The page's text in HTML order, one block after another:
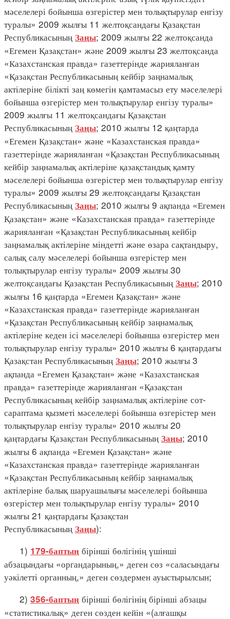
мәселелері бойынша өзгерістер мен толықтырулар енгізу
туралы» 2009 жылғы 11 желтоқсандағы Қазақстан
Республикасының Заңы; 2009 жылғы 22 желтоқсанда
«Егемен Қазақстан» және 2009 жылғы 23 желтоқсанда
«Казахстанская правда» газеттерінде жарияланған
«Қазақстан Республикасының кейбір заңнамалық
актілеріне білікті заң көмегін қамтамасыз ету мәселелері
бойынша өзгерістер мен толықтырулар енгізу туралы»
2009 жылғы 11 желтоқсандағы Қазақстан
Республикасының Заңы; 2010 жылғы 12 қаңтарда
«Егемен Қазақстан» және «Казахстанская правда»
газеттерінде жарияланған «Қазақстан Республикасының
кейбір заңнамалық актілеріне қазақстандық қамту
мәселелері бойынша өзгерістер мен толықтырулар енгізу
туралы» 2009 жылғы 29 желтоқсандағы Қазақстан
Республикасының Заңы; 2010 жылғы 9 ақпанда «Егемен
Қазақстан» және «Казахстанская правда» газеттерінде
жарияланған «Қазақстан Республикасының кейбір
заңнамалық актілеріне міндетті және өзара сақтандыру,
салық салу мәселелері бойынша өзгерістер мен
толықтырулар енгізу туралы» 2009 жылғы 30
желтоқсандағы Қазақстан Республикасының Заңы; 2010
жылғы 16 қаңтарда «Егемен Қазақстан» және
«Казахстанская правда» газеттерінде жарияланған
«Қазақстан Республикасының кейбір заңнамалық
актілеріне кеден ісі мәселелері бойынша өзгерістер мен
толықтырулар енгізу туралы» 2010 жылғы 6 қаңтардағы
Қазақстан Республикасының Заңы; 2010 жылғы 3
ақпанда «Егемен Қазақстан» және «Казахстанская
правда» газеттерінде жарияланған «Қазақстан
Республикасының кейбір заңнамалық актілеріне сот-
сараптама қызметі мәселелері бойынша өзгерістер мен
толықтырулар енгізу туралы» 2010 жылғы 20
қаңтардағы Қазақстан Республикасының Заңы; 2010
жылғы 6 ақпанда «Егемен Қазақстан» және
«Казахстанская правда» газеттерінде жарияланған
«Қазақстан Республикасының кейбір заңнамалық
актілеріне балық шаруашылығы мәселелері бойынша
өзгерістер мен толықтырулар енгізу туралы» 2010
жылғы 21 қаңтардағы Қазақстан
Республикасының Заңы):
1) 179-баптың бірінші бөлігінің үшінші
абзацындағы «органдарының,» деген сөз «саласындағы
уәкілетті органның,» деген сөздермен ауыстырылсын;
2) 356-баптың бірінші бөлігінің бірінші абзацы
«статистикалық» деген сөзден кейін «(алғашқы